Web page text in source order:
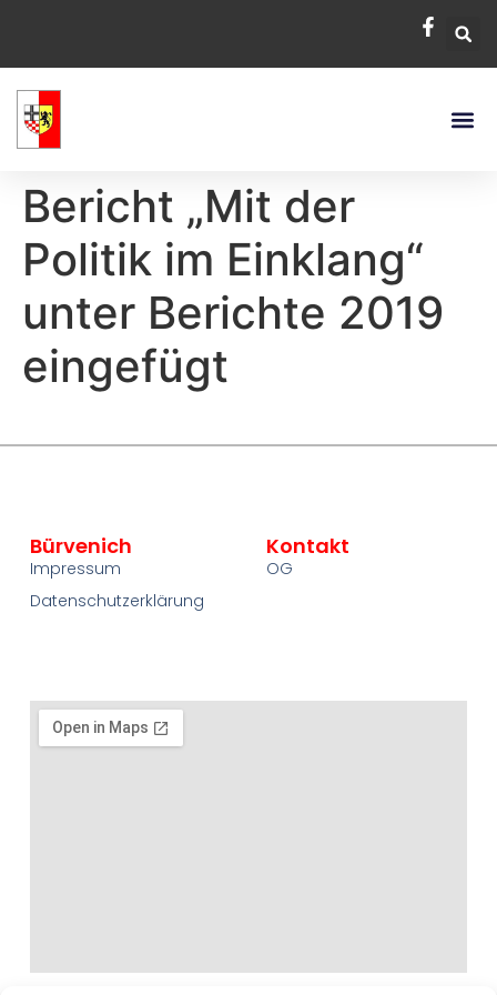
Bericht „Mit der
Politik im Einklang“
unter Berichte 2019
eingefügt
Bürvenich
Impressum
Datenschutzerklärung
Kontakt
OG